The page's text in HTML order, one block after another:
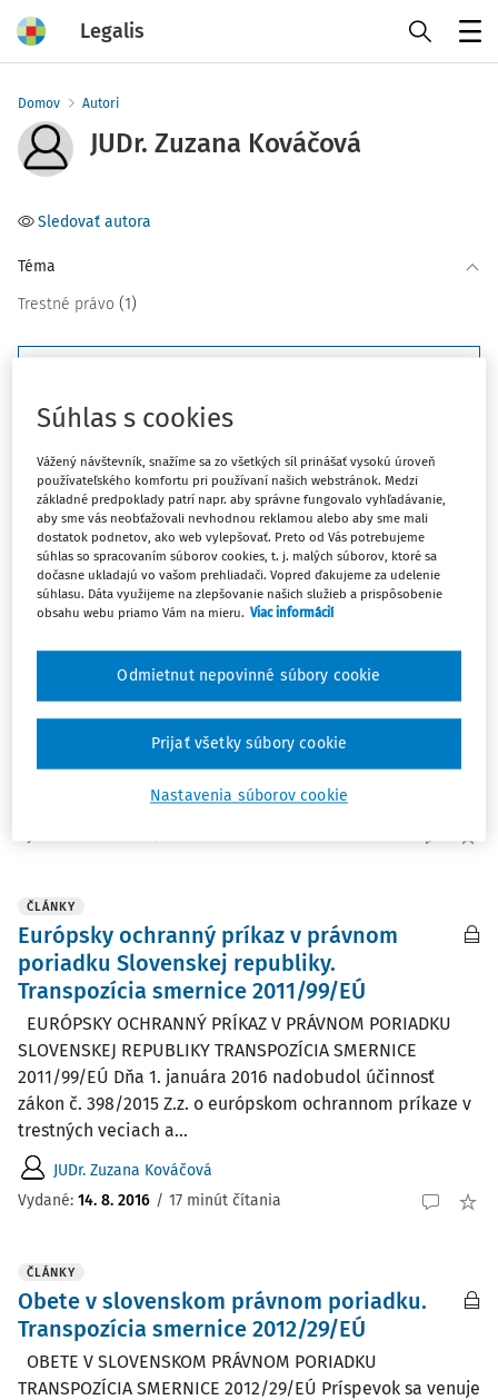
Legalis
Domov Autori
JUDr. Zuzana Kováčová
Sledovať autora
Téma
Trestné právo (1)
Zoradiť podľa:
Najnovšie Najstaršie
ČLÁNKY
Zákon o obetiach trestných činov (Spĺňa
európske štandardy?)
Prvé snahy o úpravu problematiky obetí trestných činov
na Slovensku sa uskutočnili 1. januára 2016, kedy
dôvodom tejto novely bola transpozícia smernice
Európskeho parlamentu...
JUDr. Zuzana Kováčová
ČLÁNKY
Európsky ochranný príkaz v právnom
poriadku Slovenskej republiky.
Transpozícia smernice 2011/99/EÚ
EURÓPSKY OCHRANNÝ PRÍKAZ V PRÁVNOM PORIADKU
SLOVENSKEJ REPUBLIKY TRANSPOZÍCIA SMERNICE
2011/99/EÚ Dňa 1. januára 2016 nadobudol účinnosť
zákon č. 398/2015 Z.z. o európskom ochrannom príkaze v
trestných veciach a...
JUDr. Zuzana Kováčová
Vydané: 14. 8. 2016 / 17 minút čítania
ČLÁNKY
Obete v slovenskom právnom poriadku.
Transpozícia smernice 2012/29/EÚ
OBETE V SLOVENSKOM PRÁVNOM PORIADKU
TRANSPOZÍCIA SMERNICE 2012/29/EÚ Príspevok sa venuje
Súhlas s cookies
Vážený návštevník, snažíme sa zo všetkých síl prinášať vysokú úroveň
používateľského komfortu pri používaní našich webstránok. Medzi
základné predpoklady patrí napr. aby správne fungovalo vyhľadávanie,
aby sme vás neobťažovali nevhodnou reklamou alebo aby sme mali
dostatok podnetov, ako web vylepšovať. Preto od Vás potrebujeme
súhlas so spracovaním súborov cookies, t. j. malých súborov, ktoré sa
dočasne ukladajú vo vašom prehliadači. Vopred ďakujeme za udelenie
súhlasu. Dáta využijeme na zlepšovanie našich služieb a prispôsobenie
obsahu webu priamo Vám na mieru. Viac informácií
Nastavenia súborov cookie
Odmietnut nepovinné súbory cookie
Prijať všetky súbory cookie